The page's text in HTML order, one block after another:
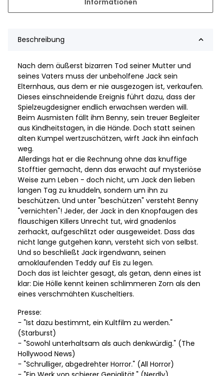
Beschreibung
Nach dem äußerst bizarren Tod seiner Mutter und
seines Vaters muss der unbeholfene Jack sein
Elternhaus, aus dem er nie ausgezogen ist, verkaufen.
Dieses einschneidende Ereignis führt dazu, dass der
Spielzeugdesigner endlich erwachsen werden will.
Beim Ausmisten fällt ihm Benny, sein treuer Begleiter
aus Kindheitstagen, in die Hände. Doch statt seinen
alten Kumpel wertzuschätzen, wirft Jack ihn einfach
weg.
Allerdings hat er die Rechnung ohne das knuffige
Stofftier gemacht, denn das erwacht auf mysteriöse
Weise zum Leben - doch nicht, um Jack den lieben
langen Tag zu knuddeln, sondern um ihn zu
beschützen. Und unter "beschützen" versteht Benny
"vernichten"! Jeder, der Jack in den Knopfaugen des
flauschigen Killers Unrecht tut, wird gnadenlos
zerhackt, aufgeschlitzt oder ausgeweidet. Dass das
nicht lange gutgehen kann, versteht sich von selbst.
Und so beschließt Jack irgendwann, seinen
amoklaufenden Teddy auf Eis zu legen.
Doch das ist leichter gesagt, als getan, denn eines ist
klar: Die Hölle kennt keinen schlimmeren Zorn als den
eines verschmähten Kuscheltiers.
Presse:
- "Ist dazu bestimmt, ein Kultfilm zu werden."
(Starburst)
- "Sowohl unterhaltsam als auch denkwürdig." (The
Hollywood News)
- "Schrulliger, abgedrehter Horror." (All Horror)